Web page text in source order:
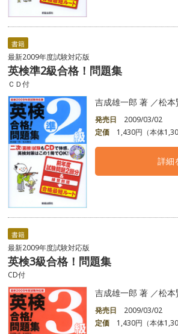
書籍
最新2009年度試験対応版
英検準2級合格！問題集
ＣＤ付
吉成雄一郎 著 ／松
発売日
2009/03/02
定価
1,430円（本体
詳細
書籍
最新2009年度試験対応版
英検3級合格！問題集
CD付
吉成雄一郎 著 ／松
発売日
2009/03/02
定価
1,430円（本体